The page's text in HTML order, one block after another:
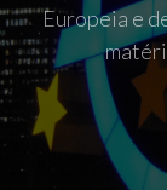
Europeia e